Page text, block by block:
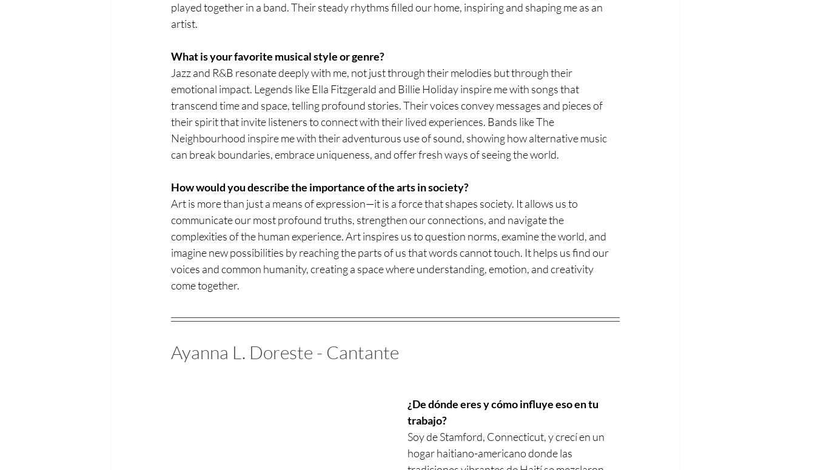
played together in a band. Their steady rhythms filled our home, inspiring and shaping me as an
artist.
What is your favorite musical style or genre?
Jazz and R&B resonate deeply with me, not just through their melodies but through their
emotional impact. Legends like Ella Fitzgerald and Billie Holiday inspire me with songs that
transcend time and space, telling profound stories. Their voices convey messages and pieces of
their spirit that invite listeners to connect with their lived experiences. Bands like The
Neighbourhood inspire me with their adventurous use of sound, showing how alternative music
can break boundaries, embrace uniqueness, and offer fresh ways of seeing the world.
How would you describe the importance of the arts in society?
Art is more than just a means of expression—it is a force that shapes society. It allows us to
communicate our most profound truths, strengthen our connections, and navigate the
complexities of the human experience. Art inspires us to question norms, examine the world, and
imagine new possibilities by reaching the parts of us that words cannot touch. It helps us find our
voices and common humanity, creating a space where understanding, emotion, and creativity
come together.
Ayanna L. Doreste - Cantante
¿De dónde eres y cómo influye eso en tu
trabajo?
Soy de Stamford, Connecticut, y crecí en un
hogar haitiano-americano donde las